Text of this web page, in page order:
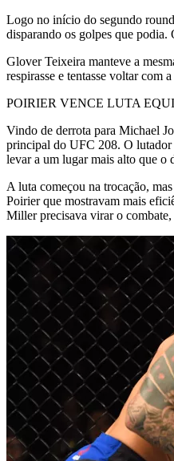
Logo no início do segundo
disparando os golpes que
Glover Teixeira manteve a
respirasse e tentasse voltar com
POIRIER VENCE LUTA
Vindo de derrota para Michael
principal do UFC 208. O lutador
levar a um lugar mais alto que o
A luta começou na trocação,
Poirier que mostravam mais
Miller precisava virar o